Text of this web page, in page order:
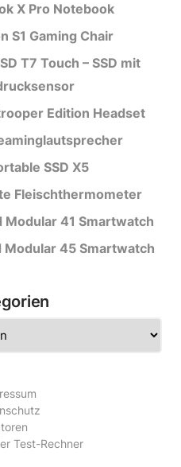
X Pro Notebook
S1 Gaming Chair
T7 Touch – SSD mit
Edition Headset
SSD X5
Fleischthermometer
Modular 41 Smartwatch
Modular 45 Smartwatch
Test-Rechner